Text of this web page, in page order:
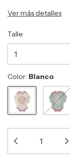
Ver más detalles
Talle
Color: Blanco